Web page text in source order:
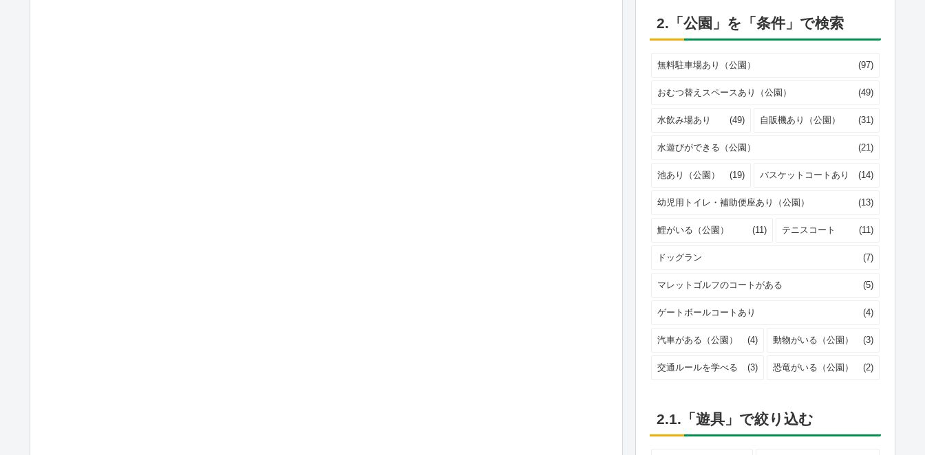
2.「公園」を「条件」で検索
無料駐車場あり（公園） (97)
おむつ替えスペースあり（公園） (49)
水飲み場あり (49) 自販機あり（公園） (31)
水遊びができる（公園） (21)
池あり（公園） (19) バスケットコートあり (14)
幼児用トイレ・補助便座あり（公園） (13)
鯉がいる（公園） (11) テニスコート (11)
ドッグラン (7)
マレットゴルフのコートがある (5)
ゲートボールコートあり (4)
汽車がある（公園） (4) 動物がいる（公園） (3)
交通ルールを学べる (3) 恐竜がいる（公園） (2)
2.1.「遊具」で絞り込む